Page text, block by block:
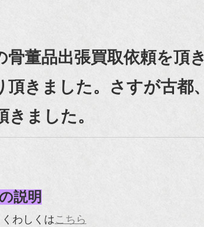
董品出張買取依頼を頂
きました。さすが古都
ました。
説明
わしくはこちら